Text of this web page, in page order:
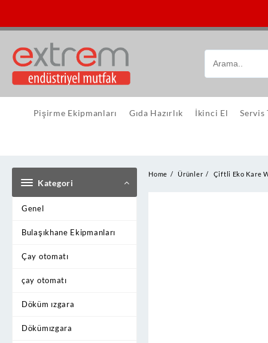
content
Pişirme Ekipmanları Gıda Hazırlık İkinci El Servis
Kategori
Genel
Bulaşıkhane Ekipmanları
Çay otomatı
çay otomatı
Döküm ızgara
Dökümızgara
Home Ürünler Çiftli Eko Kare